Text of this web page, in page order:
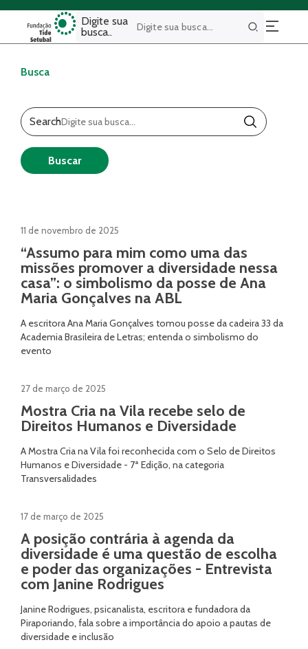
Digite sua
busca..
Buscar
Busca
Search
Buscar
11 de novembro de 2025
“Assumo para mim como uma das
missões promover a diversidade nessa
casa”: o simbolismo da posse de Ana
Maria Gonçalves na ABL
A escritora Ana Maria Gonçalves tomou posse da cadeira 33 da
Academia Brasileira de Letras; entenda o simbolismo do
evento
27 de março de 2025
Mostra Cria na Vila recebe selo de
Direitos Humanos e Diversidade
A Mostra Cria na Vila foi reconhecida com o Selo de Direitos
Humanos e Diversidade - 7ª Edição, na categoria
Transversalidades
17 de março de 2025
A posição contrária à agenda da
diversidade é uma questão de escolha
e poder das organizações - Entrevista
com Janine Rodrigues
Janine Rodrigues, psicanalista, escritora e fundadora da
Piraporiando, fala sobre a importância do apoio a pautas de
diversidade e inclusão